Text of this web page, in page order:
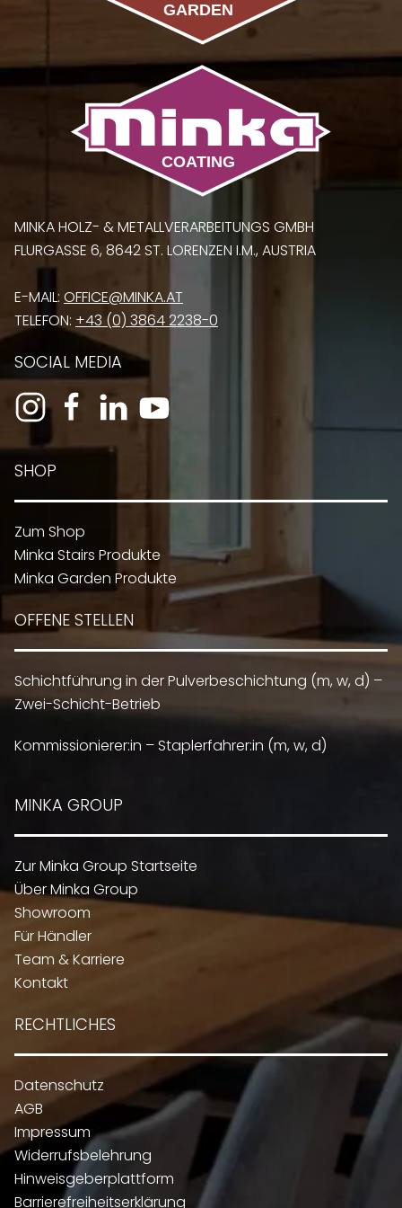
MINKA HOLZ- & METALLVERARBEITUNGS GMBH
FLURGASSE 6, 8642 ST. LORENZEN I.M., AUSTRIA
E-MAIL: OFFICE@MINKA.AT
TELEFON: +43 (0) 3864 2238-0
SOCIAL MEDIA
SHOP
Zum Shop
Minka Stairs Produkte
Minka Garden Produkte
OFFENE STELLEN
Schichtführung in der Pulverbeschichtung (m, w, d) –
Zwei-Schicht-Betrieb
Kommissionierer:in – Staplerfahrer:in (m, w, d)
MINKA GROUP
Zur Minka Group Startseite
Über Minka Group
Showroom
Für Händler
Team & Karriere
Kontakt
RECHTLICHES
Datenschutz
AGB
Impressum
Widerrufsbelehrung
Hinweisgeberplattform
Barrierefreiheitserklärung